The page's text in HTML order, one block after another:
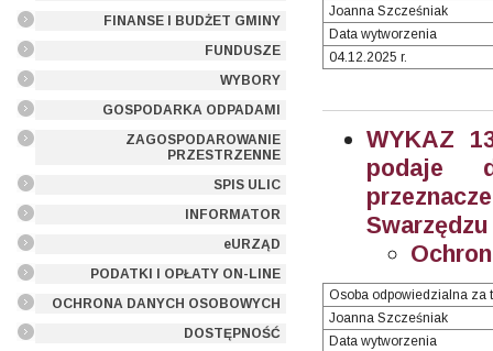
FINANSE I BUDŻET GMINY
FUNDUSZE
WYBORY
GOSPODARKA ODPADAMI
ZAGOSPODAROWANIE
PRZESTRZENNE
SPIS ULIC
INFORMATOR
eURZĄD
PODATKI I OPŁATY ON-LINE
OCHRONA DANYCH OSOBOWYCH
DOSTĘPNOŚĆ
Joanna Szcześniak
Data wytworzenia
04.12.2025 r.
WYKAZ
podaje
Osoba odpowiedzialna za
Joanna Szcześniak
Data wytworzenia